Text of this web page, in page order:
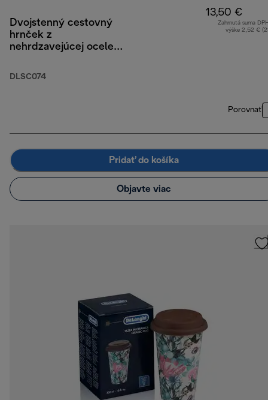
Dvojstenný cestovný
hrnček z
nehrdzavejúcej ocele,
DLSC074
13,50 €
Zahrnutá suma
výške 2,52 €
Porovnať
Pridať do košíka
Objavte viac